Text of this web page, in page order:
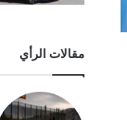
مقالات الرأي